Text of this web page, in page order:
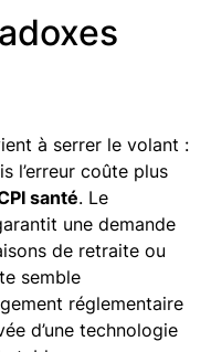
à serrer le volant :
l’erreur coûte plus
santé. Le
une demande
de retraite ou
semble
réglementaire
d’une technologie